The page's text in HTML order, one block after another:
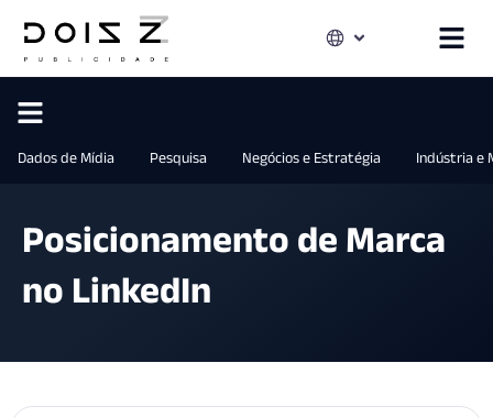
Dados de Mídia Pesquisa Negócios e Estratégia Indústria e
Posicionamento de Marca
no LinkedIn